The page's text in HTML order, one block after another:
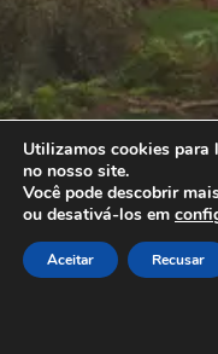
Utilizamos cookies para
no nosso site.
Você pode descobrir
ou desativá-los em
Aceitar Recusar